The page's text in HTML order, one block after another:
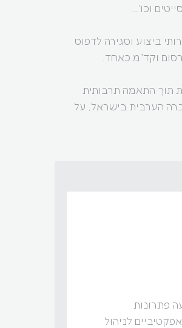
וכו'...
ביצוע וסגירה לדפוס
וקד"מ כאחד.
תוך התאמה תרבותית
הערבית בישראל, על
פתרונות
לניהול